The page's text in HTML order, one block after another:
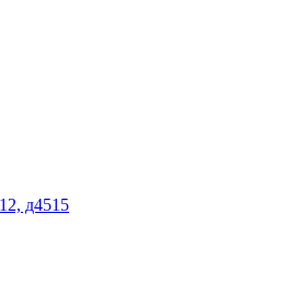
д4515